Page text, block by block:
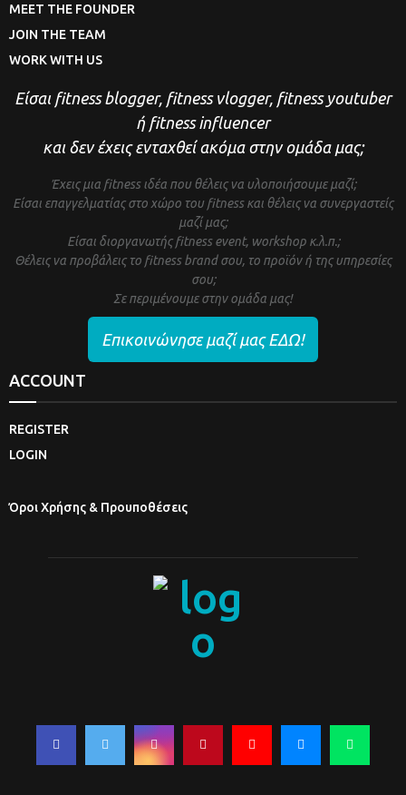
MEET THE FOUNDER
JOIN THE TEAM
WORK WITH US
Είσαι fitness blogger, fitness vlogger, fitness youtuber
ή fitness influencer
και δεν έχεις ενταχθεί ακόμα στην ομάδα μας;
Έχεις μια fitness ιδέα που θέλεις να υλοποιήσουμε μαζί;
Είσαι επαγγελματίας στο χώρο του fitness και θέλεις να συνεργαστείς
μαζί μας;
Είσαι διοργανωτής fitness event, workshop κ.λ.π.;
Θέλεις να προβάλεις το fitness brand σου, το προϊόν ή της υπηρεσίες
σου;
Σε περιμένουμε στην ομάδα μας!
Επικοινώνησε μαζί μας ΕΔΩ!
ACCOUNT
REGISTER
LOGIN
Όροι Χρήσης & Προυποθέσεις